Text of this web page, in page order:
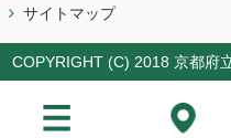
サイトマップ
COPYRIGHT (C) 2018 京都府